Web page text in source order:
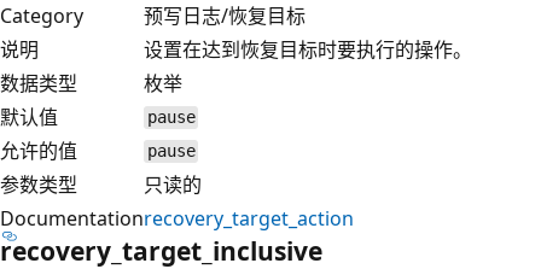
Category
预写日志/恢复目标
说明
设置在达到恢复目标时要执行的操作。
数据类型
枚举
默认值
pause
允许的值 pause
参数类型
只读的
Documentationrecovery_target_action
recovery_target_inclusive